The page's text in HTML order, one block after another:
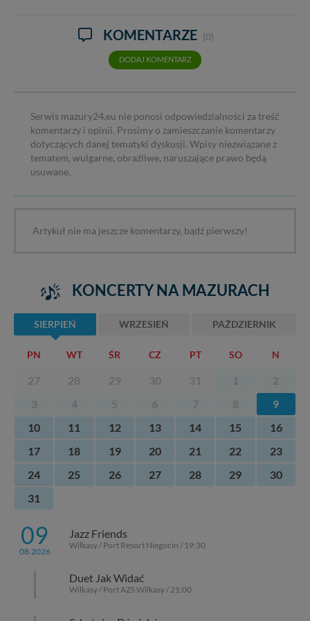
KOMENTARZE (0)
DODAJ KOMENTARZ
Serwis mazury24.eu nie ponosi odpowiedzialności za treść
komentarzy i opinii. Prosimy o zamieszczanie komentarzy
dotyczących danej tematyki dyskusji. Wpisy niezwiązane z
tematem, wulgarne, obraźliwe, naruszające prawo będą
usuwane.
Artykuł nie ma jeszcze komentarzy, bądź pierwszy!
KONCERTY NA MAZURACH
SIERPIEŃ WRZESIEŃ PAŹDZIERNIK
PN WT ŚR CZ PT SO N
27 28 29 30 31 1
2
3
4 5 6 7 8
9
10
11 12 13 14 15
16
17
18 19 20 21 22
23
24
25 26 27 28 29
30
31
09
08.2026
Jazz Friends
Wilkasy / Port Resort Niegocin / 19:30
Duet Jak Widać
Wilkasy / Port AZS Wilkasy / 21:00